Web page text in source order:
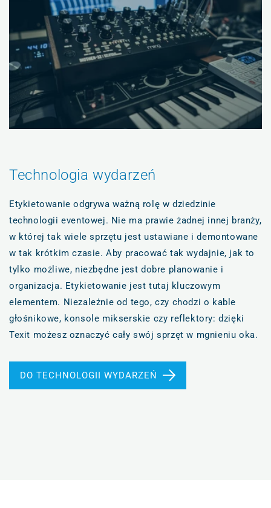
Technologia wydarzeń
Etykietowanie odgrywa ważną rolę w dziedzinie
technologii eventowej. Nie ma prawie żadnej innej branży,
w której tak wiele sprzętu jest ustawiane i demontowane
w tak krótkim czasie. Aby pracować tak wydajnie, jak to
tylko możliwe, niezbędne jest dobre planowanie i
organizacja. Etykietowanie jest tutaj kluczowym
elementem. Niezależnie od tego, czy chodzi o kable
głośnikowe, konsole mikserskie czy reflektory: dzięki
Texit możesz oznaczyć cały swój sprzęt w mgnieniu oka.
DO TECHNOLOGII WYDARZEŃ